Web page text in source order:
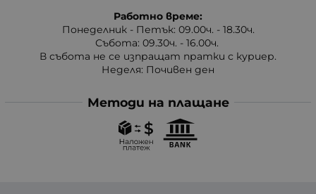
Работно време:
Понеделник - Петък: 09.00ч. - 18.30ч.
Събота: 09.30ч. - 16.00ч.
В събота не се изпращат пратки с куриер.
Неделя: Почивен ден
Методи на плащане